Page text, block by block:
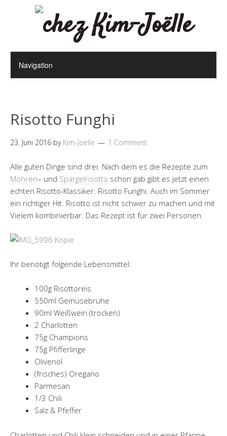
Risotto Funghi
23. Juni 2016 by Kim-Joëlle 1 Comment
Alle guten Dinge sind drei. Nach dem es die Rezepte zum
Möhren– und Spargelrisotto schon gab gibt es jetzt einen
echten Risotto-Klassiker: Risotto Funghi. Auch im Sommer
ein richtiger Hit. Risotto ist nicht schwer zu machen und mit
Vielem kombinierbar. Das Rezept ist für zwei Personen.
Ihr benötigt folgende Lebensmittel:
100g Risottoreis
550ml Gemüsebrühe
90ml Weißwein (trocken)
2 Charlotten
75g Champions
75g Pfifferlinge
Olivenöl
(frisches) Oregano
Parmesan
1/3 Chili
Salz & Pfeffer